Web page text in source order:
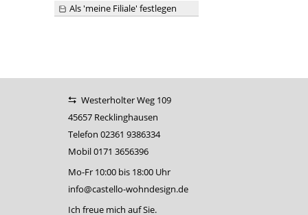
Als 'meine Filiale' festlegen
Adressinfos, ÖffnungszeitenWesterholter Weg 109
45657 Recklinghausen
Telefon 02361 9386334
Mobil0171 3656396
Mo-Fr 10:00 bis 18:00 Uhr
info@castello-wohndesign.de
Ich freue mich auf Sie.